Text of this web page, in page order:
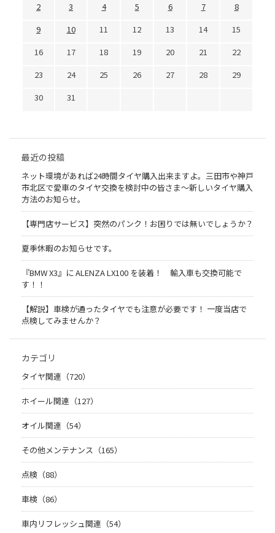
2
3 4 5 6 7
8
9
10 11 12 13 14
15
16
17 18 19 20 21
22
23
24 25 26 27 28
29
30
31
最近の投稿
ネット環境があれば24時間タイヤ購入出来ますよ。三田市や神戸
市北区で愛車のタイヤ交換を検討中の皆さま〜新しいタイヤ購入
方法のお知らせ。
【専門店サービス】突然のパンク！お困りでは無いでしょうか？
夏季休暇のお知らせです。
『BMW X3』に ALENZA LX100 を装着！ 輸入車も交換可能で
す！！
【解説】車検が通ったタイヤでも注意が必要です！ 一度当店で
点検してみませんか？
カテゴリ
タイヤ関連（720）
ホイール関連（127）
オイル関連（54）
その他メンテナンス（165）
点検（88）
車検（86）
車内リフレッシュ関連（54）